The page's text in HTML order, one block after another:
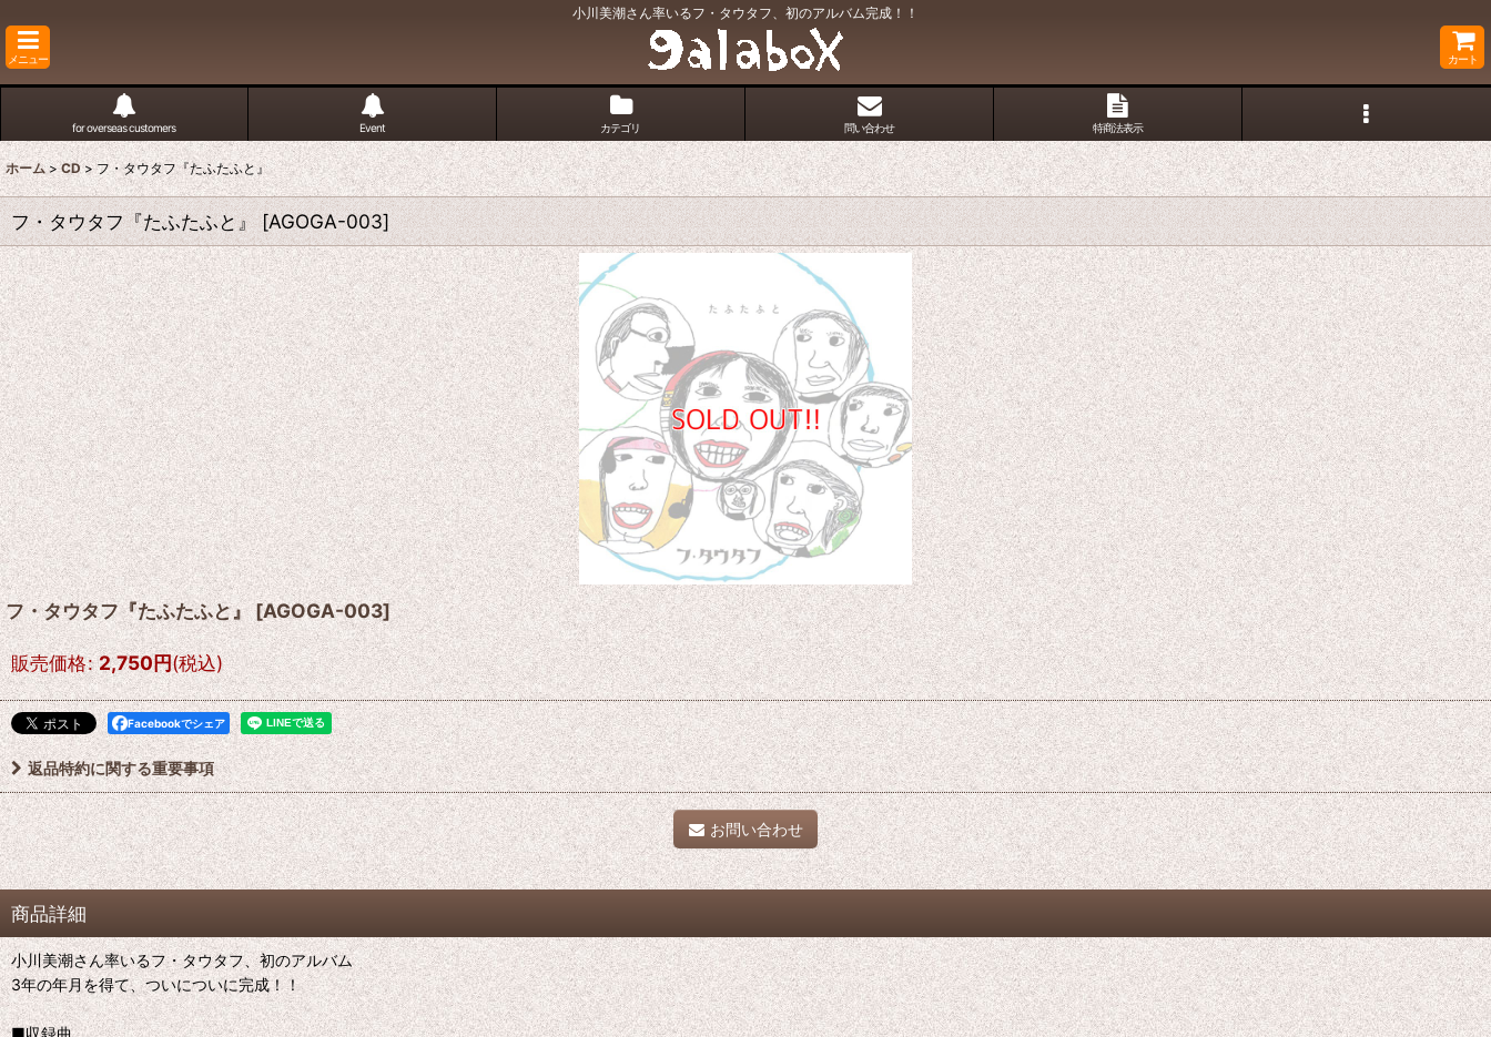
小川美潮さん率いるフ・タウタフ、初のアルバム完成！！
メニュー カート
for overseas customers Event カテゴリ 問い合わせ 特商法表示
ホーム > CD > フ・タウタフ『たふたふと』
フ・タウタフ『たふたふと』 [AGOGA-003]
フ・タウタフ『たふたふと』 [AGOGA-003]
販売価格: 2,750円(税込)
Facebookでシェア
返品特約に関する重要事項
お問い合わせ
商品詳細
小川美潮さん率いるフ・タウタフ、初のアルバム
3年の年月を得て、ついについに完成！！
■収録曲